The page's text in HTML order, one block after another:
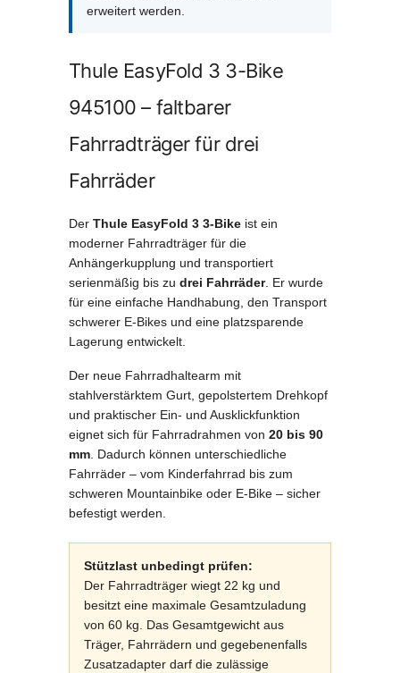
erweitert werden.
Thule EasyFold 3 3-Bike
945100 – faltbarer
Fahrradträger für drei
Fahrräder
Der Thule EasyFold 3 3-Bikeist ein
moderner Fahrradträger für die
Anhängerkupplung und transportiert
serienmäßig bis zu drei Fahrräder. Er wurde
für eine einfache Handhabung, den Transport
schwerer E-Bikes und eine platzsparende
Lagerung entwickelt.
Der neue Fahrradhaltearm mit
stahlverstärktem Gurt, gepolstertem Drehkopf
und praktischer Ein- und Ausklickfunktion
eignet sich für Fahrradrahmen von 20 bis 90
mm. Dadurch können unterschiedliche
Fahrräder – vom Kinderfahrrad bis zum
schweren Mountainbike oder E-Bike – sicher
befestigt werden.
Stützlast unbedingt prüfen:
Der Fahrradträger wiegt 22 kg und
besitzt eine maximale Gesamtzuladung
von 60 kg. Das Gesamtgewicht aus
Träger, Fahrrädern und gegebenenfalls
Zusatzadapter darf die zulässige